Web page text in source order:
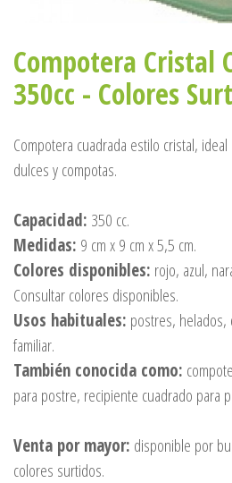
Compotera Cristal
350cc - Colores
Compotera cuadrada estilo cristal,
dulces y compotas.
Capacidad: 350 cc.
Medidas: 9 cm x 9 cm x 5,5 cm.
Colores disponibles: rojo, azul,
Consultar colores disponibles.
Usos habituales: postres, helados,
familiar.
También conocida como:
para postre, recipiente cuadrado para
Venta por mayor: disponible por
colores surtidos.